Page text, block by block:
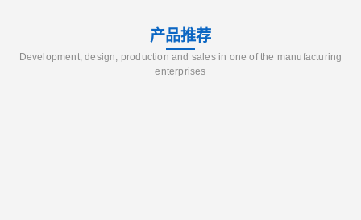
产品推荐
Development, design, production and sales in one of the manufacturing
enterprises